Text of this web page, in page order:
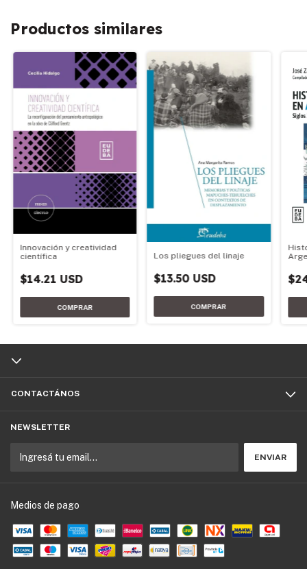
Productos similares
Innovación y creatividad
científica
$14.21 USD
Los pliegues del linaje
$13.50 USD
CONTACTÁNOS
NEWSLETTER
Medios de pago